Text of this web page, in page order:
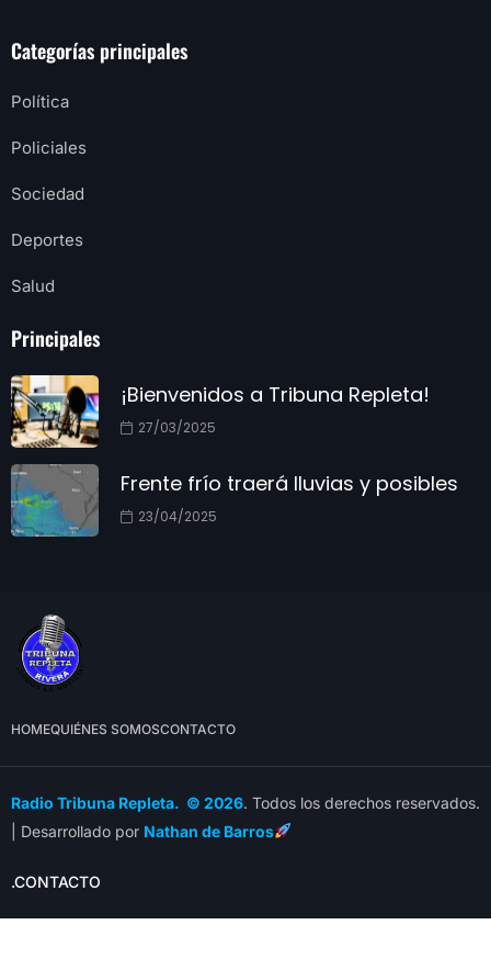
Categorías principales
Política
Policiales
Sociedad
Deportes
Salud
Principales
¡Bienvenidos a Tribuna Repleta!
27/03/2025
Frente frío traerá lluvias y posibles
23/04/2025
HOMEQUIÉNES SOMOSCONTACTO
Radio Tribuna Repleta. © 2026. Todos los derechos reservados.
| Desarrollado por Nathan de Barros
.CONTACTO